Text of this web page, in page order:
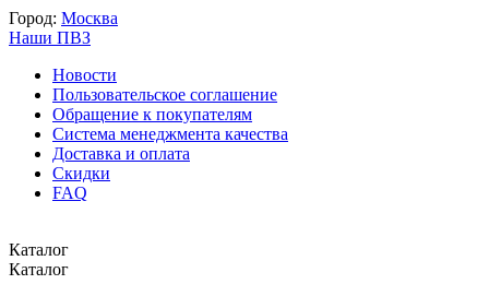
Город: Москва
Наши ПВЗ
Новости
Пользовательское соглашение
Обращение к покупателям
Система менеджмента качества
Доставка и оплата
Скидки
FAQ
Каталог
Каталог